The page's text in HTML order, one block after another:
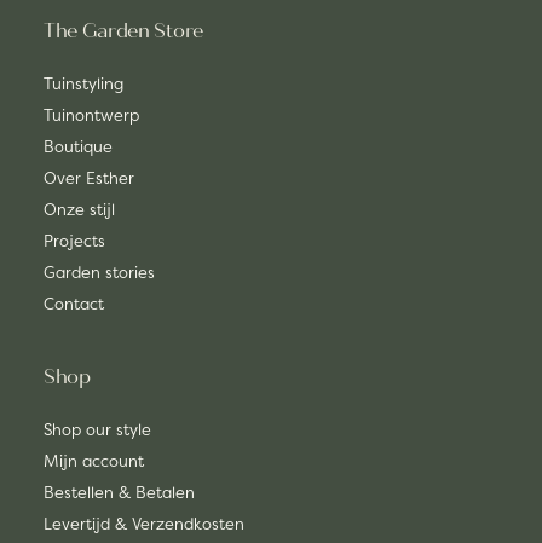
The Garden Store
Tuinstyling
Tuinontwerp
Boutique
Over Esther
Onze stijl
Projects
Garden stories
Contact
Shop
Shop our style
Mijn account
Bestellen & Betalen
Levertijd & Verzendkosten